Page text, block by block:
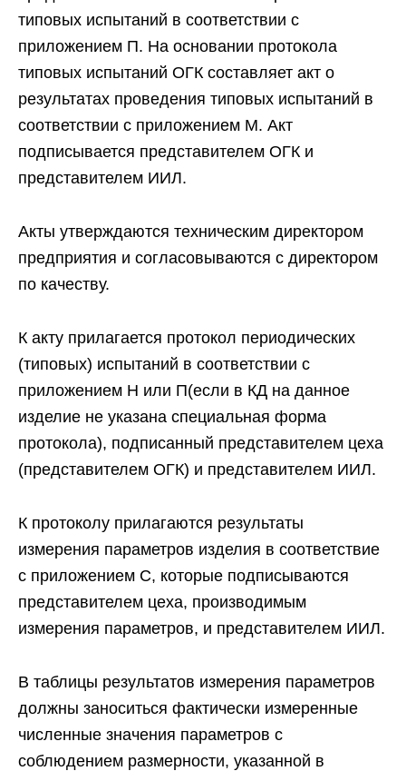
типовых испытаний в соответствии с
приложением П. На основании протокола
типовых испытаний ОГК составляет акт о
результатах проведения типовых испытаний в
соответствии с приложением М. Акт
подписывается представителем ОГК и
представителем ИИЛ.
Акты утверждаются техническим директором
предприятия и согласовываются с директором
по качеству.
К акту прилагается протокол периодических
(типовых) испытаний в соответствии с
приложением H или П(если в КД на данное
изделие не указана специальная форма
протокола), подписанный представителем цеха
(представителем ОГК) и представителем ИИЛ.
К протоколу прилагаются результаты
измерения параметров изделия в соответствие
с приложением С, которые подписываются
представителем цеха, производимым
измерения параметров, и представителем ИИЛ.
B таблицы результатов измерения параметров
должны заноситься фактически измеренные
численные значения параметров с
соблюдением размерности, указанной в